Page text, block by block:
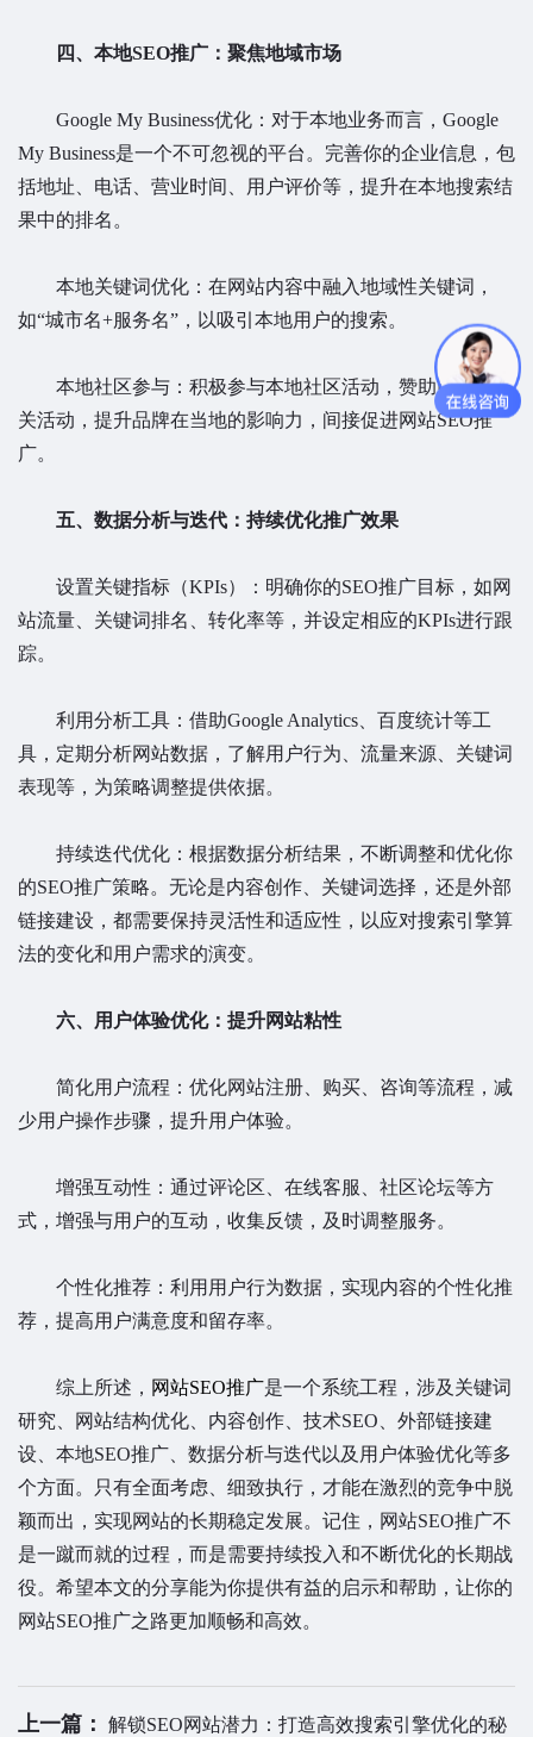
四、本地SEO推广：聚焦地域市场
Google My Business优化：对于本地业务而言，Google
My Business是一个不可忽视的平台。完善你的企业信息，包
括地址、电话、营业时间、用户评价等，提升在本地搜索结
果中的排名。
本地关键词优化：在网站内容中融入地域性关键词，
如“城市名+服务名”，以吸引本地用户的搜索。
本地社区参与：积极参与本地社区活动，赞助或举办相
关活动，提升品牌在当地的影响力，间接促进网站SEO推
广。
五、数据分析与迭代：持续优化推广效果
设置关键指标（KPIs）：明确你的SEO推广目标，如网
站流量、关键词排名、转化率等，并设定相应的KPIs进行跟
踪。
利用分析工具：借助Google Analytics、百度统计等工
具，定期分析网站数据，了解用户行为、流量来源、关键词
表现等，为策略调整提供依据。
持续迭代优化：根据数据分析结果，不断调整和优化你
的SEO推广策略。无论是内容创作、关键词选择，还是外部
链接建设，都需要保持灵活性和适应性，以应对搜索引擎算
法的变化和用户需求的演变。
六、用户体验优化：提升网站粘性
简化用户流程：优化网站注册、购买、咨询等流程，减
少用户操作步骤，提升用户体验。
增强互动性：通过评论区、在线客服、社区论坛等方
式，增强与用户的互动，收集反馈，及时调整服务。
个性化推荐：利用用户行为数据，实现内容的个性化推
荐，提高用户满意度和留存率。
综上所述， 网站SEO推广是一个系统工程，涉及关键词
研究、网站结构优化、内容创作、技术SEO、外部链接建
设、本地SEO推广、数据分析与迭代以及用户体验优化等多
个方面。只有全面考虑、细致执行，才能在激烈的竞争中脱
颖而出，实现网站的长期稳定发展。记住，网站SEO推广不
是一蹴而就的过程，而是需要持续投入和不断优化的长期战
役。希望本文的分享能为你提供有益的启示和帮助，让你的
网站SEO推广之路更加顺畅和高效。
上一篇：
解锁SEO网站潜力：打造高效搜索引擎优化的秘